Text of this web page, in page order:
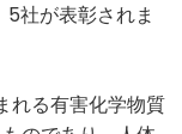
5社が表彰されま
れる有害化学物質